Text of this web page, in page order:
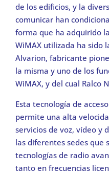
de los edificios, y la
comunicar han
forma que ha adquirido
WiMAX utilizada ha sido
Alvarion, fabricante
la misma y uno de los
WiMAX, y del cual Ralco
Esta tecnología de
permite una alta
servicios de voz, vídeo y
las diferentes sedes que
tecnologías de radio
tanto en frecuencias